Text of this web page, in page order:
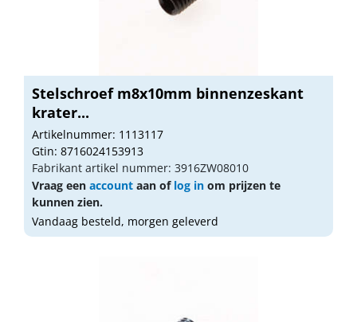
Stelschroef m8x10mm binnenzeskant
krater...
Artikelnummer: 1113117
Gtin: 8716024153913
Fabrikant artikel nummer: 3916ZW08010
Vraag een account aan of log in om prijzen te
kunnen zien.
Vandaag besteld, morgen geleverd